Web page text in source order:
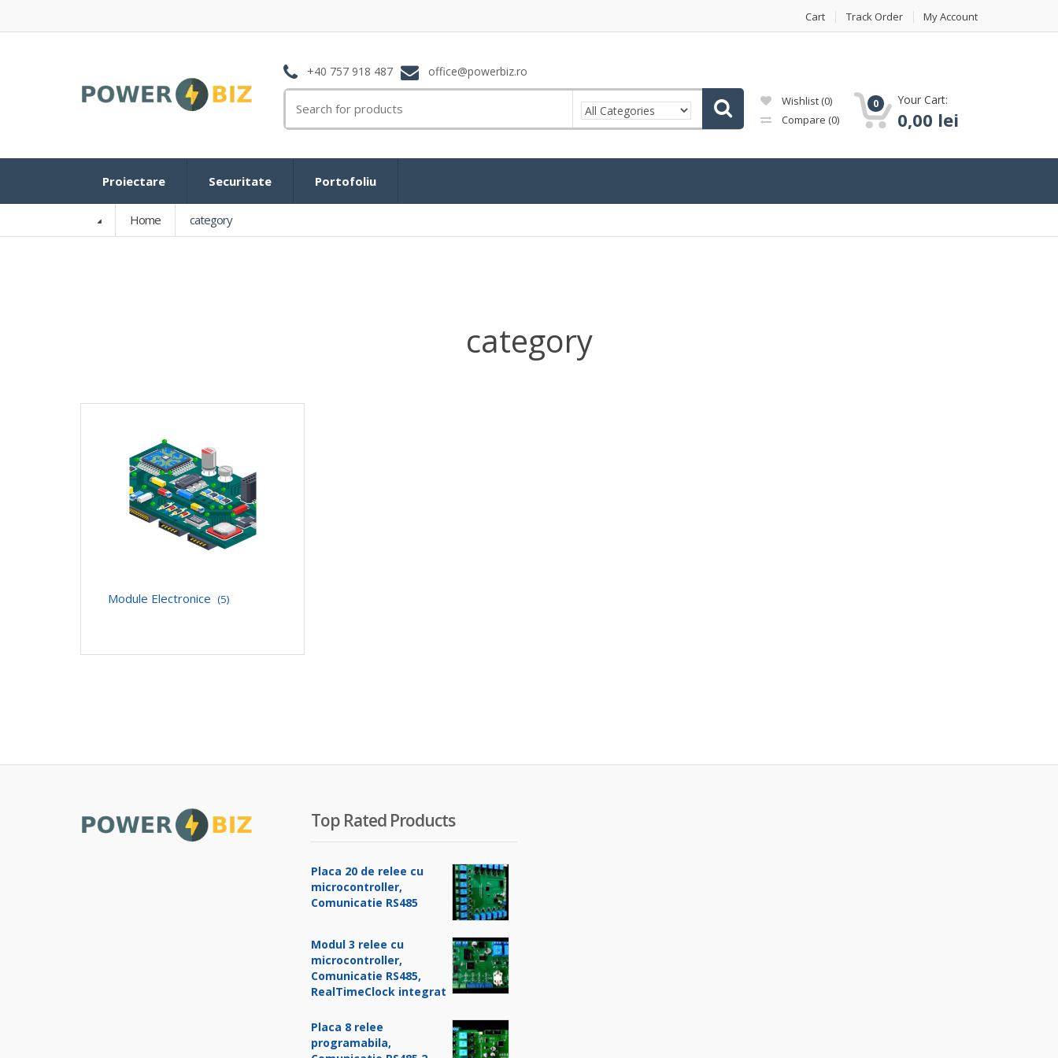
Cart Track Order My Account
+40 757 918 487 office@powerbiz.ro
for:
Wishlist (0)
Compare (0)
0 Your Cart:
0,00 lei
Proiectare Securitate Portofoliu
Home category
category
Module Electronice (5)
Top Rated Products
Placa 20 de relee cu
microcontroller,
Comunicatie RS485
Modul 3 relee cu
microcontroller,
Comunicatie RS485,
RealTimeClock integrat
Placa 8 relee
programabila,